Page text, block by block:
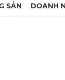
SẢN DOANH